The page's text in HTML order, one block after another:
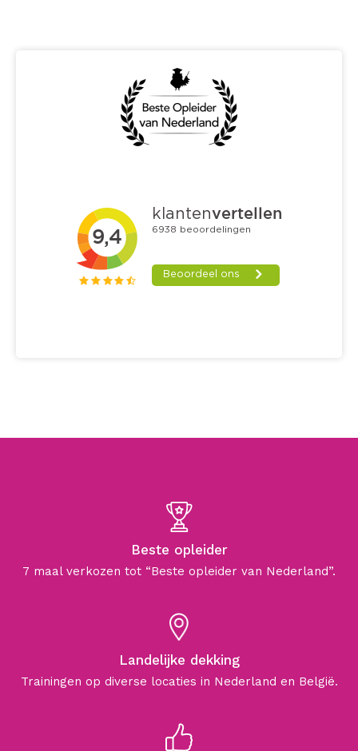
Beste opleider
7 maal verkozen tot “Beste opleider van Nederland”.
Landelijke dekking
Trainingen op diverse locaties in Nederland en België.